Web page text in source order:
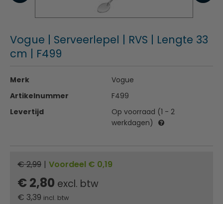
Vogue | Serveerlepel | RVS | Lengte 33
cm | F499
Merk
Vogue
Artikelnummer
F499
Levertijd
Op voorraad (1 - 2
werkdagen)
€ 2,99 | Voordeel € 0,19
€ 2,80 excl. btw
€ 3,39 incl. btw